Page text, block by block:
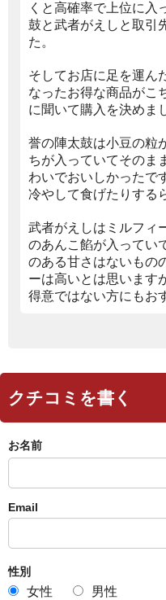
くと高確率で上位に入
鼓と武者がえしと取引
た。
そしてお店に足を運ん
なったお得な商品がこ
に聞いて購入を決めま
誉の陣太鼓は小豆の粒
ちが入っていてそのま
わいでおいしかったで
冷やして食げたりする
武者がえしはミルフィ
のあんこ餡が入ってい
のある甘さはないもの
ーは高いとは思います
得意ではない方にもお
クチコミを書く
お名前
Email
性別
女性 男性